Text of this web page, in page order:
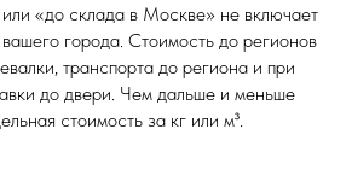
«до склада в Москве» не включает
города. Стоимость до регионов
транспорта до региона и при
до двери. Чем дальше и меньше
стоимость за кг или м³.